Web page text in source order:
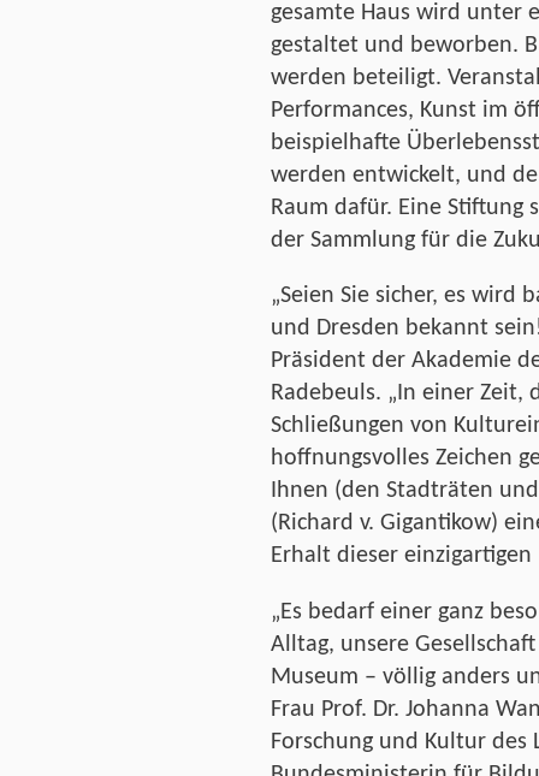
gesamte Haus wird unter
gestaltet und beworben.
werden beteiligt.
Performances, Kunst im
beispielhafte
werden entwickelt, und
Raum dafür. Eine Stiftung
der Sammlung für die
„Seien Sie sicher, es
und Dresden bekannt
Präsident der Akademie
Radebeuls. „In einer
Schließungen von
hoffnungsvolles Zeichen
Ihnen (den Stadträten
(Richard v. Gigantikow)
Erhalt dieser einzigartigen
„Es bedarf einer ganz
Alltag, unsere
Museum – völlig anders
Frau Prof. Dr. Johanna
Forschung und Kultur des